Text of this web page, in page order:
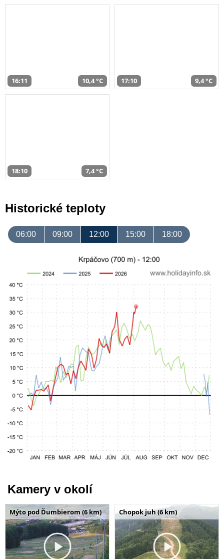
16:11 10,4 °C 17:10 9,4 °C
18:10 7,4 °C
Historické teploty
06:00 09:00 12:00 15:00 18:00
Kamery v okolí
Mýto pod Ďumbierom (6 km) Chopok juh (6 km)